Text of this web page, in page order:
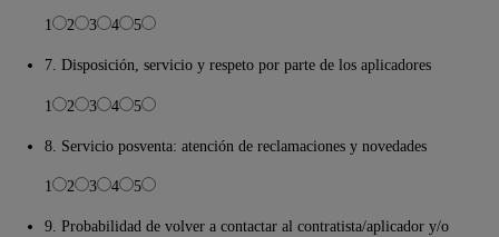
1 2 3 4 5
7. Disposición, servicio y respeto por parte de los aplicadores
1 2 3 4 5
8. Servicio posventa: atención de reclamaciones y novedades
1 2 3 4 5
9. Probabilidad de volver a contactar al contratista/aplicador y/o